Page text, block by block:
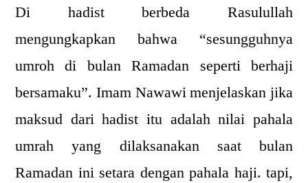
Di hadist berbeda Rasulullah
mengungkapkan bahwa “sesungguhnya
umroh di bulan Ramadan seperti berhaji
bersamaku”. Imam Nawawi menjelaskan jika
maksud dari hadist itu adalah nilai pahala
umrah yang dilaksanakan saat bulan
Ramadan ini setara dengan pahala haji. tapi,